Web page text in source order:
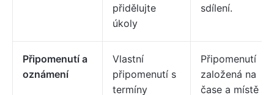
přidělujte
úkoly
sdílení.
Připomenutí a
oznámení
Vlastní
připomenutí s
termíny
Připomenutí
založená na
čase a místě